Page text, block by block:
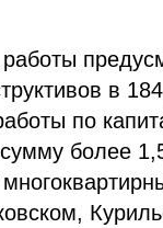
работы
в
по
более